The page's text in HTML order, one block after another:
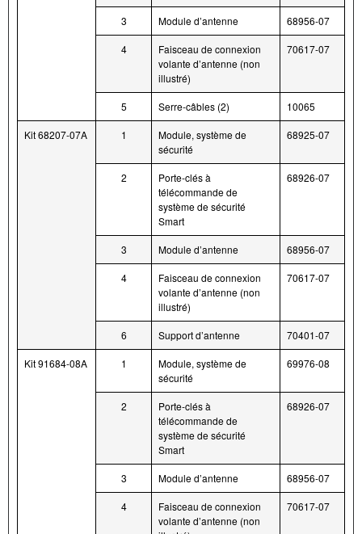
3 Module d’antenne 68956-07
4
Faisceau de connexion
volante d’antenne (non
illustré)
70617-07
5 Serre-câbles (2) 10065
Kit 68207-07A 1
Module, système de
sécurité
68925-07
2
Porte-clés à
télécommande de
système de sécurité
Smart
68926-07
3 Module d’antenne 68956-07
4
Faisceau de connexion
volante d’antenne (non
illustré)
70617-07
6 Support d’antenne 70401-07
Kit 91684-08A 1
Module, système de
sécurité
69976-08
2
Porte-clés à
télécommande de
système de sécurité
Smart
68926-07
3 Module d’antenne 68956-07
4
Faisceau de connexion
volante d’antenne (non
70617-07